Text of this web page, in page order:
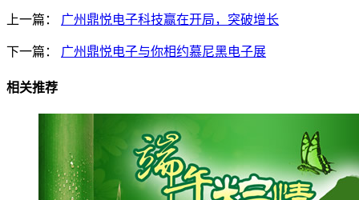
上一篇： 广州鼎悦电子科技赢在开局，突破增长
下一篇： 广州鼎悦电子与你相约慕尼黑电子展
相关推荐